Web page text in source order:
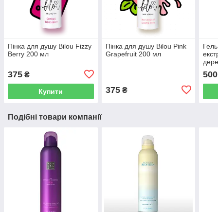
Пінка для душу Bilou Fizzy
Berry 200 мл
375 ₴
Купити
Пінка для душу Bilou Pink
Grapefruit 200 мл
375₴
500
Подібні товари компанії